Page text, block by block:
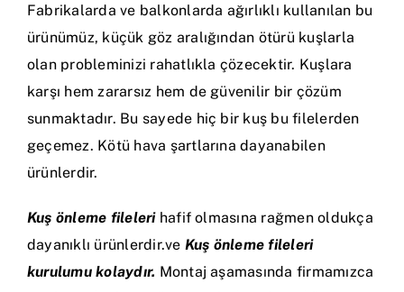
Fabrikalarda ve balkonlarda ağırlıklı kullanılan bu
ürünümüz, küçük göz aralığından ötürü kuşlarla
olan probleminizi rahatlıkla çözecektir. Kuşlara
karşı hem zararsız hem de güvenilir bir çözüm
sunmaktadır. Bu sayede hiç bir kuş bu filelerden
geçemez. Kötü hava şartlarına dayanabilen
ürünlerdir.
Kuş önleme filelerihafif olmasına rağmen oldukça
dayanıklı ürünlerdir.ve Kuş önleme fileleri
kurulumu kolaydır. Montaj aşamasında firmamızca